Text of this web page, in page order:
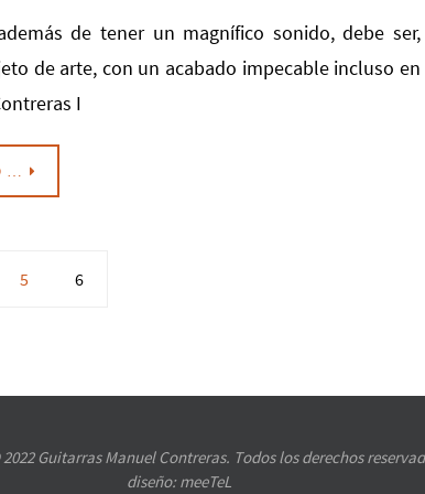
de tener un magnífico sonido, debe ser,
de arte, con un acabado impecable incluso en
I
…
5 6
Guitarras Manuel Contreras. Todos los derechos
diseño:meeTeL